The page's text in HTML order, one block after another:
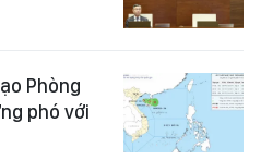
Phòng
phó với